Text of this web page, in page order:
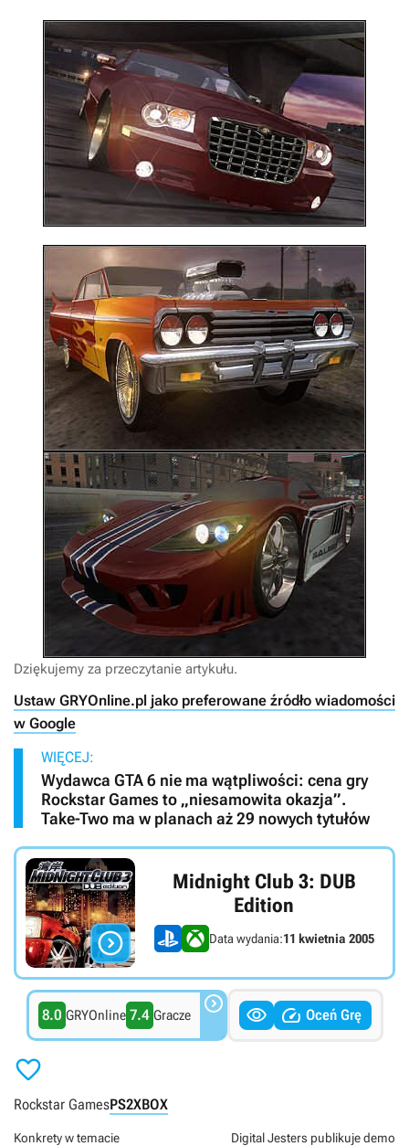
Dziękujemy za przeczytanie artykułu.
Ustaw GRYOnline.pl jako preferowane źródło wiadomości
w Google
WIĘCEJ:
Wydawca GTA 6 nie ma wątpliwości: cena gry
Rockstar Games to „niesamowita okazja”.
Take-Two ma w planach aż 29 nowych tytułów

Midnight Club 3: DUB
Edition
Data wydania:11 kwietnia 2005
8.0 GRYOnline 7.4 Gracze    Oceń Grę

Rockstar GamesPS2XBOX
Konkrety w temacie
Digital Jesters publikuje demo